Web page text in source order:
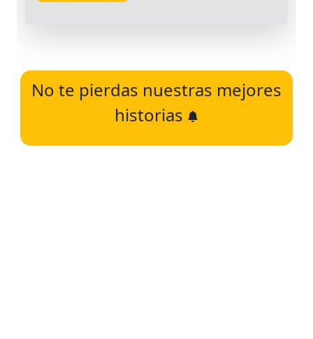
No te pierdas nuestras mejores
historias